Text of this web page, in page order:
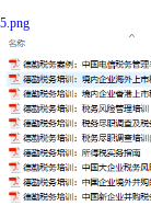
5.png